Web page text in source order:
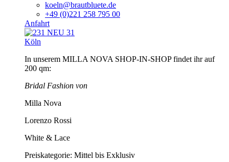
koeln@brautbluete.de
+49 (0)221 258 795 00
Anfahrt
Köln
In unserem MILLA NOVA SHOP-IN-SHOP findet ihr auf
200 qm:
Bridal Fashion von
Milla Nova
Lorenzo Rossi
White & Lace
Preiskategorie: Mittel bis Exklusiv